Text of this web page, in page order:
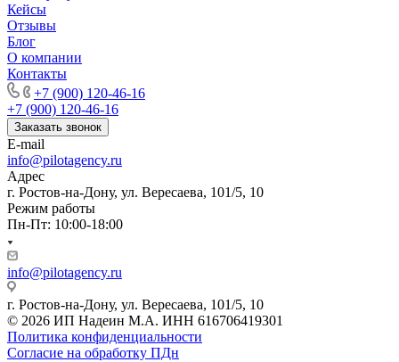
Кейсы
Отзывы
Блог
О компании
Контакты
+7 (900) 120-46-16
+7 (900) 120-46-16
Заказать звонок
E-mail
info@pilotagency.ru
Адрес
г. Ростов-на-Дону, ул. Вересаева, 101/5, 10
Режим работы
Пн-Пт: 10:00-18:00
info@pilotagency.ru
г. Ростов-на-Дону, ул. Вересаева, 101/5, 10
© 2026 ИП Надеин М.А. ИНН 616706419301
Политика конфиденциальности
Согласие на обработку ПДн